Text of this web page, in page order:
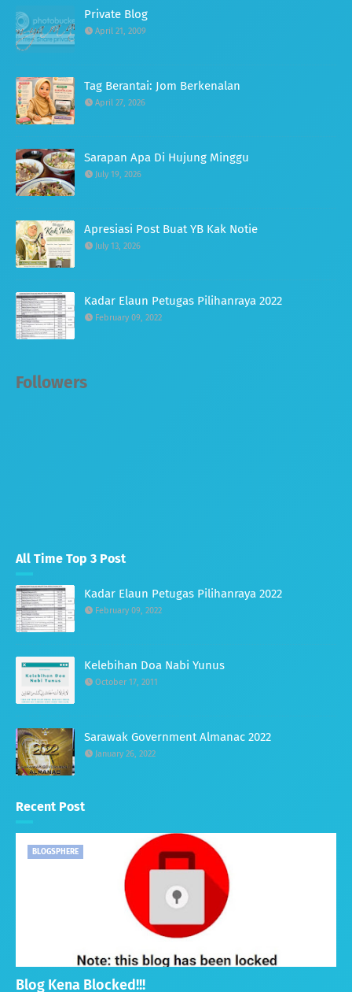
Private Blog
April 21, 2009
Tag Berantai: Jom Berkenalan
April 27, 2026
Sarapan Apa Di Hujung Minggu
July 19, 2026
Apresiasi Post Buat YB Kak Notie
July 13, 2026
Kadar Elaun Petugas Pilihanraya 2022
February 09, 2022
Followers
All Time Top 3 Post
Kadar Elaun Petugas Pilihanraya 2022
February 09, 2022
Kelebihan Doa Nabi Yunus
October 17, 2011
Sarawak Government Almanac 2022
January 26, 2022
Recent Post
BLOGSPHERE
Blog Kena Blocked!!!